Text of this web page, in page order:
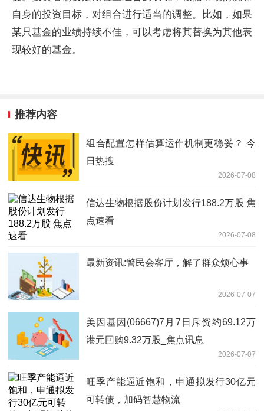
自身的投资目标，对组合进行适当的调整。比如，如果
某只基金的业绩持续不佳，可以考虑将其替换为其他表
现较好的基金。
推荐内容
组合配置怎样估算运作机制更稳妥？ 今
日热搜
2026-07-08
信达生物根据股份计划发行188.2万股 焦
点速看
2026-07-08
最新资讯:警民会客厅，解了群众烦心事
2026-07-07
美因基因(06667)7月7日斥资约69.12万
港元回购9.32万股_焦点讯息
2026-07-07
旺季产能逼近饱和，申通拟发行30亿元
可转债，加码智慧物流